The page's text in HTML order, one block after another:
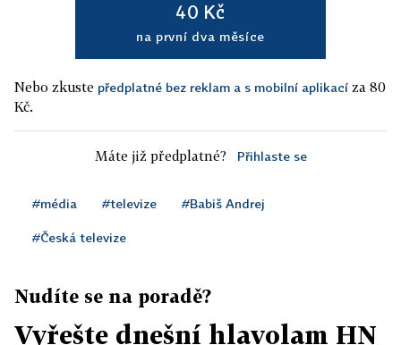
40 Kč
na první dva měsíce
Nebo zkuste předplatné bez reklam a s mobilní aplikací za 80
Kč.
Máte již předplatné? Přihlaste se
#média #televize #Babiš Andrej
#Česká televize
Nudíte se na poradě?
Vyřešte dnešní hlavolam HN